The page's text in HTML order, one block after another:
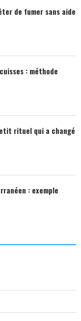
de fumer sans aide
: méthode
rituel qui a changé
: exemple